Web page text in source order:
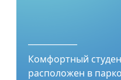
Комфортный
расположен в